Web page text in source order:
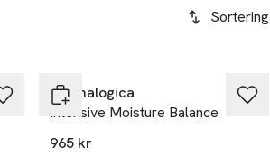
Sortering
Dermalogica
Intensive Moisture Balance
965 kr